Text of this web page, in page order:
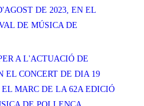
DE 2023, EN EL
DE MÚSICA DE
A L'ACTUACIÓ DE
EL CONCERT DE DIA 19
MARC DE LA 62A EDICIÓ